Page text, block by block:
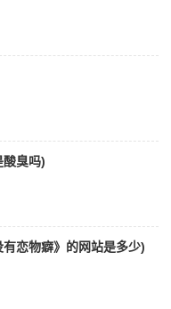
酸臭吗)
恋物癖》的网站是多少)